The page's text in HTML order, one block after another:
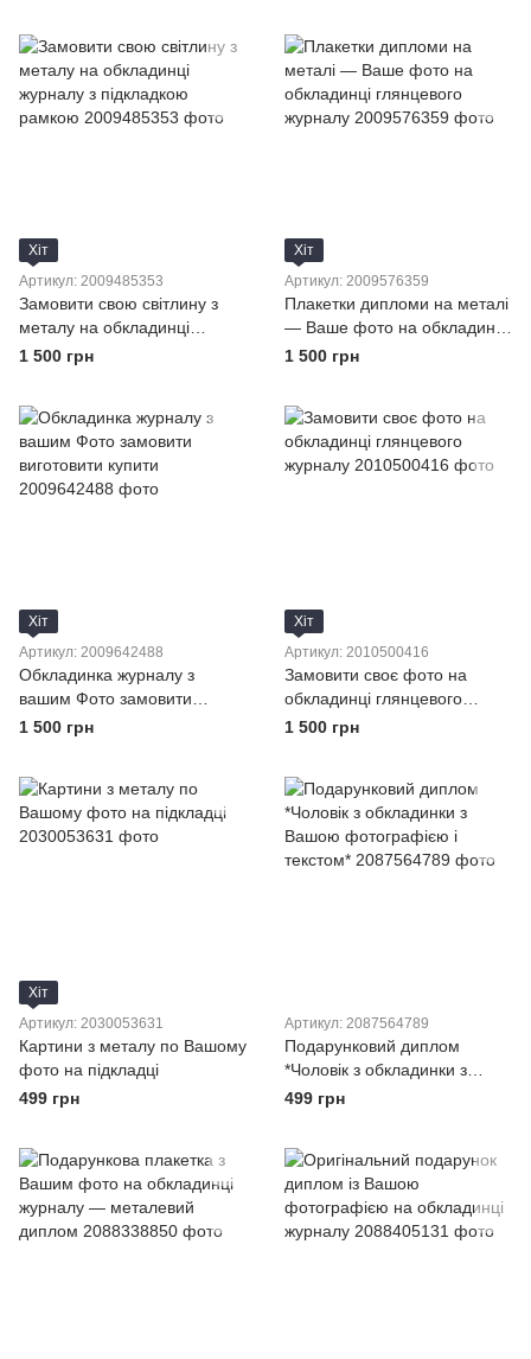
Хіт
Артикул: 2009485353
Замовити свою світлину з
металу на обкладинці
журналу з підкладкою
1 500 грн
Хіт
Артикул: 2009576359
Плакетки дипломи на металі
— Ваше фото на обкладинці
глянцевого журналу
1 500 грн
Хіт
Артикул: 2009642488
Обкладинка журналу з
вашим Фото замовити
виготовити купити
1 500 грн
Хіт
Артикул: 2010500416
Замовити своє фото на
обкладинці глянцевого
журналу
1 500 грн
Хіт
Артикул: 2030053631
Картини з металу по Вашому
фото на підкладці
499 грн
Артикул: 2087564789
Подарунковий диплом
*Чоловік з обкладинки з
Вашою фотографією і
499 грн